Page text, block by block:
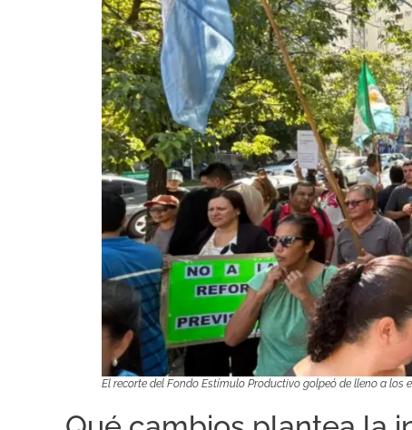
El recorte del Fondo Estímulo Productivo golpeó de lleno a los